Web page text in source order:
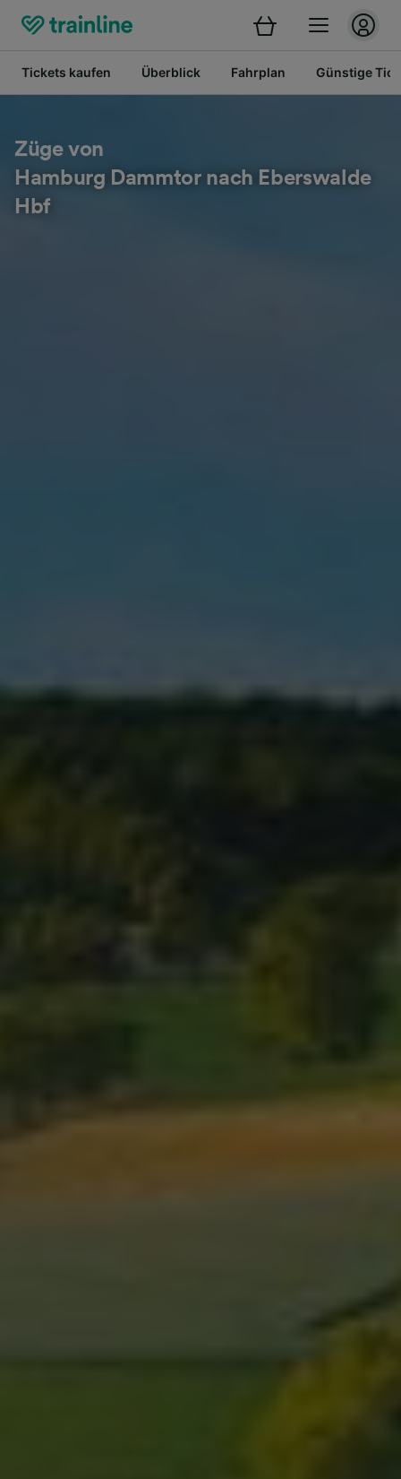
Tickets kaufen Überblick Fahrplan Günstige
Züge von
Hamburg Dammtor nach Eberswalde
Hbf